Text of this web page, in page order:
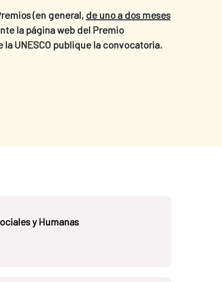
(en general, de uno a dos meses
la página web del Premio
UNESCO publique la convocatoria.
y Humanas